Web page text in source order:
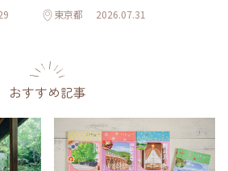
東京都 2026.07.31
おすすめ記事